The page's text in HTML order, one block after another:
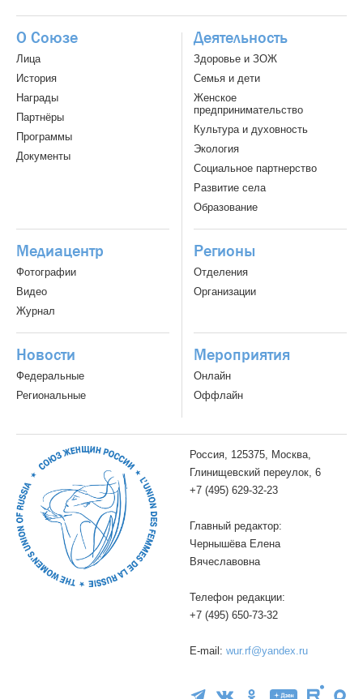
О Союзе
Лица
История
Награды
Партнёры
Программы
Документы
Деятельность
Здоровье и ЗОЖ
Семья и дети
Женское
предпринимательство
Культура и духовность
Экология
Социальное партнерство
Развитие села
Образование
Медиацентр
Фотографии
Видео
Журнал
Регионы
Отделения
Организации
Новости
Федеральные
Региональные
Мероприятия
Онлайн
Оффлайн
Россия, 125375, Москва,
Глинищевский переулок, 6
+7 (495) 629-32-23
Главный редактор:
Чернышёва Елена
Вячеславовна
Телефон редакции:
+7 (495) 650-73-32
E-mail: wur.rf@yandex.ru